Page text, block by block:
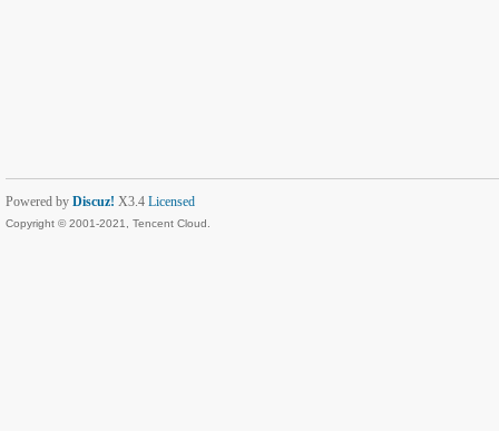
Powered by Discuz! X3.4 Licensed
Copyright © 2001-2021, Tencent Cloud.